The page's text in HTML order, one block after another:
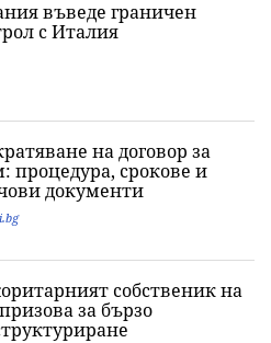
въведе граничен
с Италия
на договор за
процедура, срокове и
документи
собственик на
за бързо